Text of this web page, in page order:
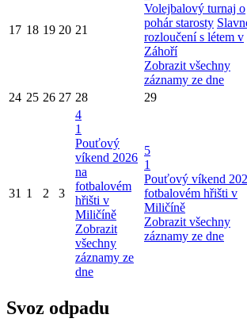
17 18 19 20 21
Volejbalový turnaj o
pohár starosty
rozloučení s létem v
Záhoří
Zobrazit všechny
záznamy ze dne
24 25 26 27 28 29
31 1 2 3
4
1
Pouťový
víkend 2026
na
fotbalovém
hřišti v
Miličíně
Zobrazit
všechny
záznamy ze
dne
5
1
Pouťový víkend
fotbalovém hřišti v
Miličíně
Zobrazit všechny
záznamy ze dne
Svoz odpadu